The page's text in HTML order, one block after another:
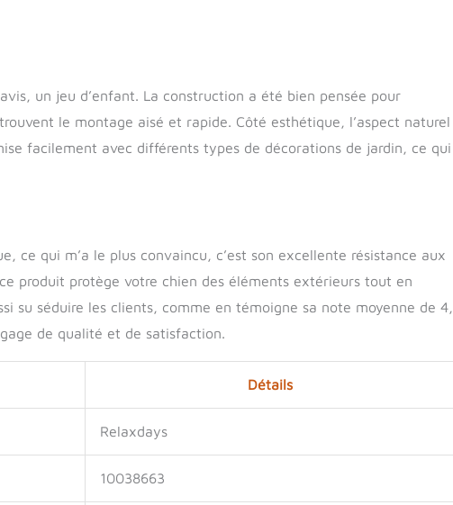
un jeu d’enfant. La construction a été bien pensée pour
le montage aisé et rapide. Côté esthétique, l’aspect naturel
facilement avec différents types de décorations de jardin, ce qui
ce qui m’a le plus convaincu, c’est son excellente résistance aux
produit protège votre chien des éléments extérieurs tout en
su séduire les clients, comme en témoigne sa note moyenne de 4,
de qualité et de satisfaction.
Détails
Relaxdays
10038663